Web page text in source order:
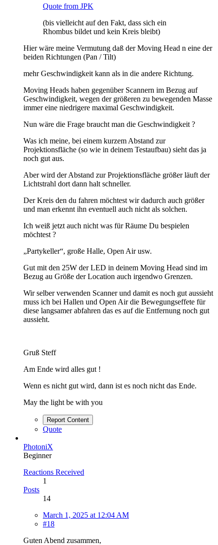
Quote from JPK
(bis vielleicht auf den Fakt, dass sich ein
Rhombus bildet und kein Kreis bleibt)
Hier wäre meine Vermutung daß der Moving Head n eine der
beiden Richtungen (Pan / Tilt)
mehr Geschwindigkeit kann als in die andere Richtung.
Moving Heads haben gegenüber Scannern im Bezug auf
Geschwindigkeit, wegen der größeren zu bewegenden Masse
immer eine niedrigere maximal Geschwindigkeit.
Nun wäre die Frage braucht man die Geschwindigkeit ?
Was ich meine, bei einem kurzem Abstand zur
Projektionsfläche (so wie in deinem Testaufbau) sieht das ja
noch gut aus.
Aber wird der Abstand zur Projektionsfläche größer läuft der
Lichtstrahl dort dann halt schneller.
Der Kreis den du fahren möchtest wir dadurch auch größer
und man erkennt ihn eventuell auch nicht als solchen.
Ich weiß jetzt auch nicht was für Räume Du bespielen
möchtest ?
„Partykeller“, große Halle, Open Air usw.
Gut mit den 25W der LED in deinem Moving Head sind im
Bezug au Größe der Location auch irgendwo Grenzen.
Wir selber verwenden Scanner und damit es noch gut aussieht
muss ich bei Hallen und Open Air die Bewegungseffete für
diese langsamer abfahren das es auf die Entfernung noch gut
aussieht.
Gruß Steff
Am Ende wird alles gut !
Wenn es nicht gut wird, dann ist es noch nicht das Ende.
May the light be with you
Report Content
Quote
PhotoniX
Beginner
Reactions Received
1
Posts
14
March 1, 2025 at 12:04 AM
#18
Guten Abend zusammen,